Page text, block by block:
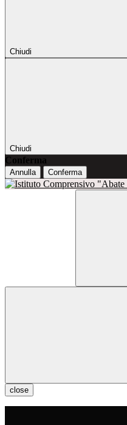
Chiudi
Chiudi
Conferma
Annulla Conferma
close